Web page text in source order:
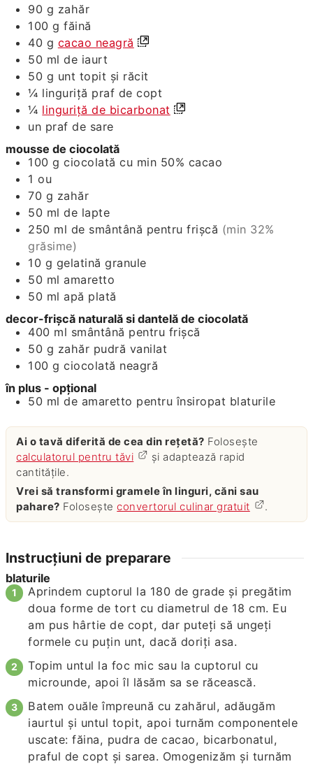
90 g zahăr
100 g făină
40 g cacao neagră
50 ml de iaurt
50 g unt topit şi răcit
¼ linguriţă praf de copt
¼ linguriţă de bicarbonat
un praf de sare
mousse de ciocolată
100 g ciocolată cu min 50% cacao
1 ou
70 g zahăr
50 ml de lapte
250 ml de smântână pentru frişcă (min 32%
grăsime)
10 g gelatină granule
50 ml amaretto
50 ml apă plată
decor-frişcă naturală si dantelă de ciocolată
400 ml smântână pentru frişcă
50 g zahăr pudră vanilat
100 g ciocolată neagră
în plus - opţional
50 ml de amaretto pentru însiropat blaturile
Ai o tavă diferită de cea din rețetă? Folosește
calculatorul pentru tăvi
și adaptează rapid
cantitățile.
Vrei să transformi gramele în linguri, căni sau
pahare? Foloseșteconvertorul culinar gratuit .
Instrucțiuni de preparare
blaturile
Aprindem cuptorul la 180 de grade şi pregătim
doua forme de tort cu diametrul de 18 cm. Eu
am pus hârtie de copt, dar puteți să ungeţi
formele cu puţin unt, dacă doriți asa.
Topim untul la foc mic sau la cuptorul cu
microunde, apoi îl lăsăm sa se răcească.
Batem ouăle împreună cu zahărul, adăugăm
iaurtul și untul topit, apoi turnăm componentele
uscate: făina, pudra de cacao, bicarbonatul,
praful de copt şi sarea. Omogenizăm şi turnăm